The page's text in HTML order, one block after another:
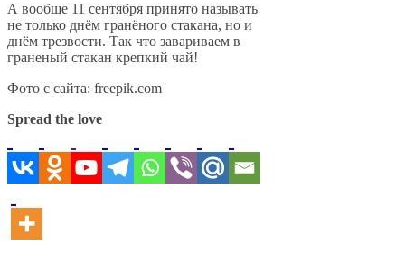
А вообще 11 сентября принято называть
не только днём гранёного стакана, но и
днём трезвости. Так что завариваем в
граненый стакан крепкий чай!
Фото с сайта: freepik.com
Spread the love